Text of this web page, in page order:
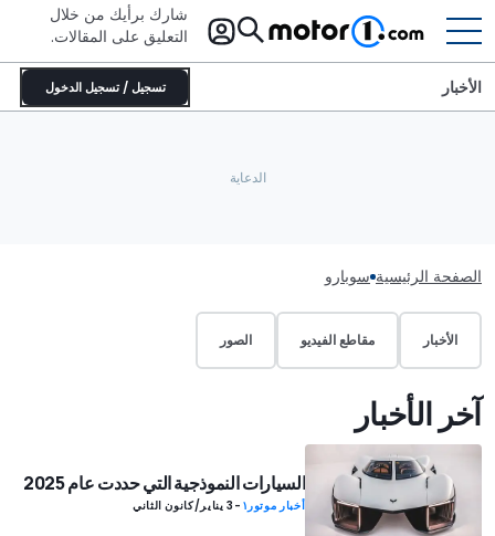
شارك برأيك من خلال
التعليق على المقالات.
تسجيل / تسجيل الدخول الأخبار
الصفحة الرئيسية سوبارو
الأخبار مقاطع الفيديو الصور
آخر الأخبار
السيارات النموذجية التي حددت عام 2025
أخبار موتور١ - 3 يناير/كانون الثاني